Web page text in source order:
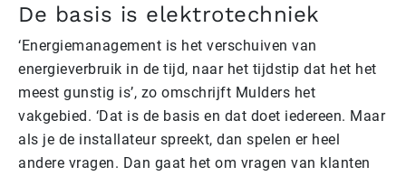
De basis is elektrotechniek
‘Energiemanagement is het verschuiven van
energieverbruik in de tijd, naar het tijdstip dat het het
meest gunstig is’, zo omschrijft Mulders het
vakgebied. ‘Dat is de basis en dat doet iedereen. Maar
als je de installateur spreekt, dan spelen er heel
andere vragen. Dan gaat het om vragen van klanten